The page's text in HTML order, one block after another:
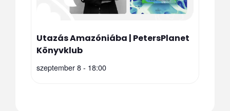
Utazás Amazóniába | PetersPlanet
Könyvklub
szeptember 8 - 18:00